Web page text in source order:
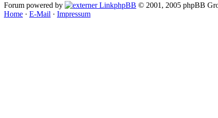
Forum powered by phpBB © 2001, 2005 phpBB
Home · E-Mail · Impressum